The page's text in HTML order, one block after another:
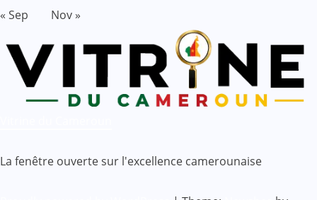
« Sep
Nov »
La fenêtre ouverte sur l'excellence camerounaise